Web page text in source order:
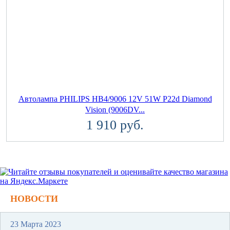
Автолампа PHILIPS HB4/9006 12V 51W P22d Diamond
Vision (9006DV...
1 910 руб.
НОВОСТИ
23 Марта 2023